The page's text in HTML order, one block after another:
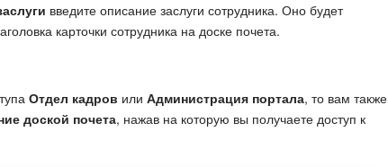
введите описание заслуги сотрудника. Оно будет
карточки сотрудника на доске почета.
Отдел кадров или Администрация портала, то вам также
доской почета, нажав на которую вы получаете доступ к